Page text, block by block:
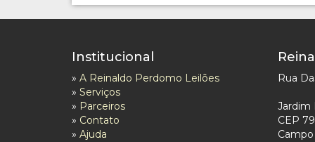
Institucional
» A Reinaldo Perdomo Leilões
» Serviços
» Parceiros
» Contato
» Ajuda
Rua
Jardim
CEP